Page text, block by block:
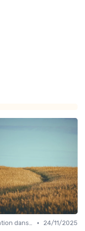
Formation dans la food •
24/11/2025